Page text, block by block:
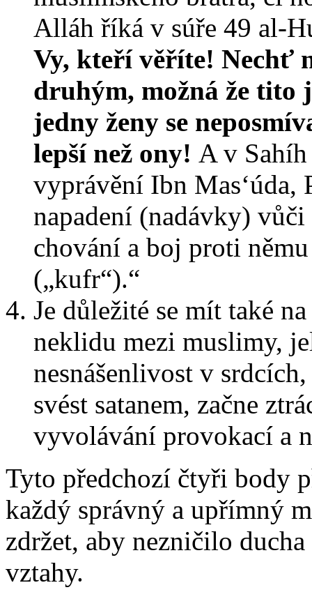
Alláh říká v súře 49 al-
Vy, kteří věříte! Nechť
druhým, možná že tito
jedny ženy se
lepší než ony! A v
vyprávění Ibn
napadení (nadávky)
chování a boj proti
(„kufr“).“
Je důležité se mít také
neklidu mezi muslimy,
nesnášenlivost v
svést satanem, začne
vyvolávání provokací a
Tyto předchozí čtyři body
každý správný a upřímný
zdržet, aby nezničilo
vztahy.